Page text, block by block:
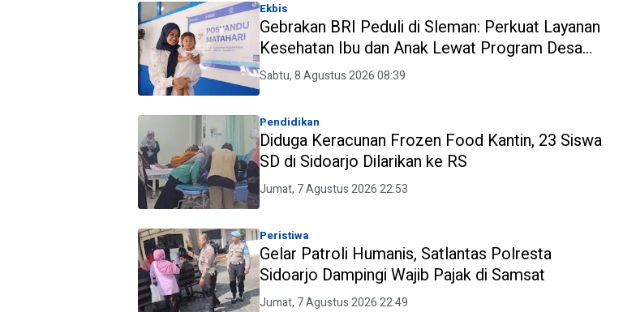
Ekbis
Gebrakan BRI Peduli di Sleman: Perkuat Layanan
Kesehatan Ibu dan Anak Lewat Program Desa
Brilian 1000 HPK
Sabtu, 8 Agustus 2026 08:39
Pendidikan
Diduga Keracunan Frozen Food Kantin, 23 Siswa
SD di Sidoarjo Dilarikan ke RS
Jumat, 7 Agustus 2026 22:53
Peristiwa
Gelar Patroli Humanis, Satlantas Polresta
Sidoarjo Dampingi Wajib Pajak di Samsat
Jumat, 7 Agustus 2026 22:49